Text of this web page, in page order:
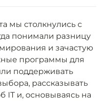
мы столкнулись с
понимали разницу
и зачастую
программы для
поддерживать
рассказывать
IT и, основываясь на